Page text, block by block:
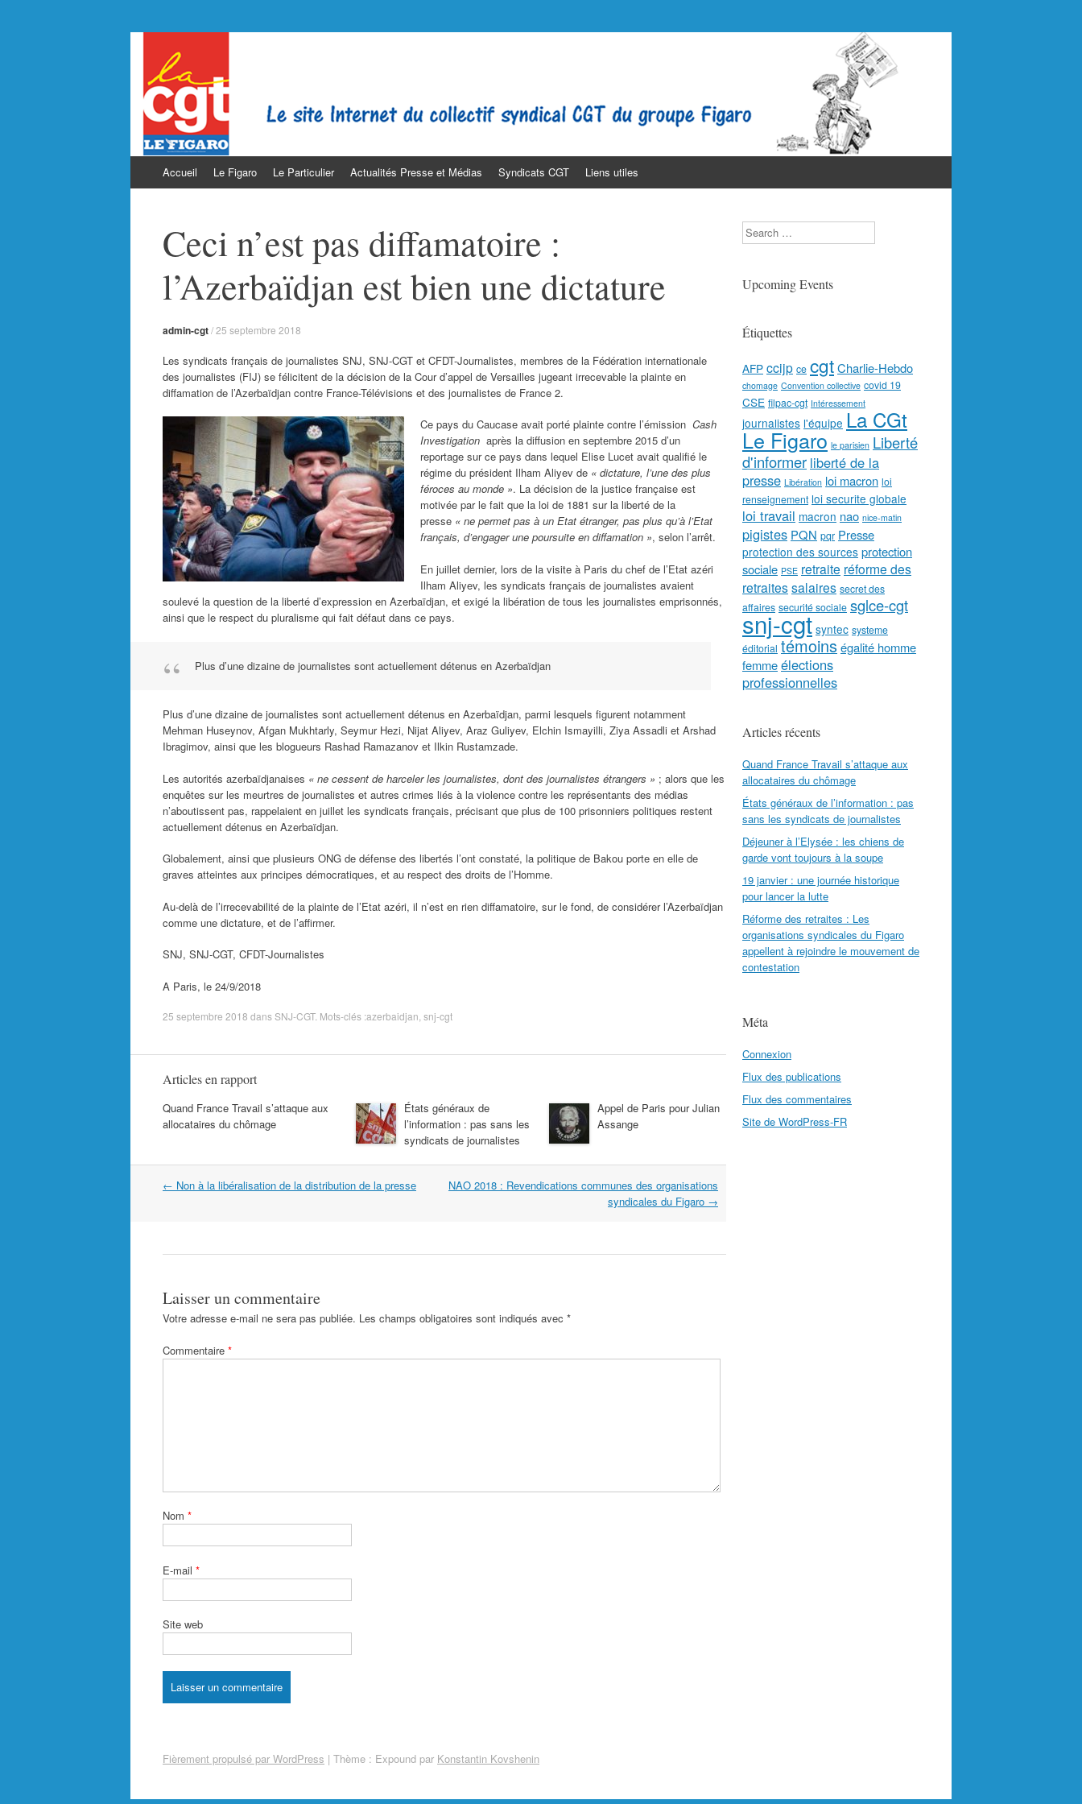
La CGT au Figaro
Syndicat CGT du Figaro. Groupe Dassault Médias. Journaliste. SNJ-CGT SGLCE Filpac Presse PQN LE FIGARO
au
Accueil Le Figaro Le Particulier Actualités Presse et Médias Syndicats CGT Liens utiles
Ceci n’est pas diffamatoire :
l’Azerbaïdjan est bien une dictature
admin-cgt/25 septembre 2018
Les syndicats français de journalistes SNJ, SNJ-CGT et CFDT-Journalistes, membres de la Fédération internationale
des journalistes (FIJ) se félicitent de la décision de la Cour d’appel de Versailles jugeant irrecevable la plainte en
diffamation de l’Azerbaïdjan contre France-Télévisions et des journalistes de France 2.
Ce pays du Caucase avait porté plainte contre l’émission Cash
Investigation après la diffusion en septembre 2015 d’un
reportage sur ce pays dans lequel Elise Lucet avait qualifié le
régime du président Ilham Aliyev de « dictature, l’une des plus
féroces au monde ». La décision de la justice française est
motivée par le fait que la loi de 1881 sur la liberté de la
presse « ne permet pas à un Etat étranger, pas plus qu’à l’Etat
français, d’engager une poursuite en diffamation », selon l’arrêt.
En juillet dernier, lors de la visite à Paris du chef de l’Etat azéri
Ilham Aliyev, les syndicats français de journalistes avaient
soulevé la question de la liberté d’expression en Azerbaïdjan, et exigé la libération de tous les journalistes emprisonnés,
ainsi que le respect du pluralisme qui fait défaut dans ce pays.
Plus d’une dizaine de journalistes sont actuellement détenus en Azerbaïdjan
Plus d’une dizaine de journalistes sont actuellement détenus en Azerbaïdjan, parmi lesquels figurent notamment
Mehman Huseynov, Afgan Mukhtarly, Seymur Hezi, Nijat Aliyev, Araz Guliyev, Elchin Ismayilli, Ziya Assadli et Arshad
Ibragimov, ainsi que les blogueurs Rashad Ramazanov et Ilkin Rustamzade.
Les autorités azerbaïdjanaises « ne cessent de harceler les journalistes, dont des journalistes étrangers » ; alors que les
enquêtes sur les meurtres de journalistes et autres crimes liés à la violence contre les représentants des médias
n’aboutissent pas, rappelaient en juillet les syndicats français, précisant que plus de 100 prisonniers politiques restent
actuellement détenus en Azerbaïdjan.
Globalement, ainsi que plusieurs ONG de défense des libertés l’ont constaté, la politique de Bakou porte en elle de
graves atteintes aux principes démocratiques, et au respect des droits de l’Homme.
Au-delà de l’irrecevabilité de la plainte de l’Etat azéri, il n’est en rien diffamatoire, sur le fond, de considérer l’Azerbaïdjan
comme une dictature, et de l’affirmer.
SNJ, SNJ-CGT, CFDT-Journalistes
A Paris, le 24/9/2018
25 septembre 2018 dansSNJ-CGT. Mots-clés :azerbaidjan snj-cgt
Articles en rapport
Quand France Travail s’attaque aux
allocataires du chômage
États généraux de
l’information : pas sans les
syndicats de journalistes
Appel de Paris pour Julian
Assange
Navigation
← Non à la libéralisation de la distribution de la presse
NAO 2018 : Revendications communes des organisations
syndicales du Figaro →
Laisser un commentaire
Votre adresse e-mail ne sera pas publiée. Les champs obligatoires sont indiqués avec *
Commentaire *
Nom *
E-mail *
Site web
Search
Upcoming Events
Étiquettes
AFP ccijp ce cgtCharlie-Hebdo
chomage Convention collective covid 19
CSE filpac-cgt Intéressement
journalistes l'équipe La CGt
Le Figaro le parisien Liberté
d'informer liberté de la
presse Libération loi macron loi
renseignement loi securite globale
loi travail macron nao nice-matin
pigistes PQN pqr Presse
protection des sources protection
sociale PSE retraite réforme des
retraitessalaires secret des
affaires securité sociale sglce-cgt
snj-cgt syntec systeme
éditorial témoins égalité homme
femmeélections
professionnelles
Articles récents
Quand France Travail s’attaque aux
allocataires du chômage
États généraux de l’information : pas
sans les syndicats de journalistes
Déjeuner à l’Elysée : les chiens de
garde vont toujours à la soupe
19 janvier : une journée historique
pour lancer la lutte
Réforme des retraites : Les
organisations syndicales du Figaro
appellent à rejoindre le mouvement de
contestation
Méta
Connexion
Flux des publications
Flux des commentaires
Site de WordPress-FR
Fièrement propulsé par WordPress | Thème : Expound par Konstantin Kovshenin